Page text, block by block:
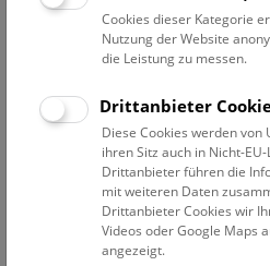
Erweiterte
Filter
26. August 2019
Bisher keine Ergebnisse.
in der Regel geschlossen.
Cookies dieser Kategorie
Nutzung der Website
die Leistung zu messen.
Drittanbieter
Diese Cookies werden
ihren Sitz auch in Nicht-
Drittanbieter führen die
mit weiteren Daten
Drittanbieter Cookies wir
Videos oder Google Maps
angezeigt.